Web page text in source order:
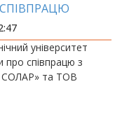
університет
про співпрацю з
СОЛАР» та ТОВ